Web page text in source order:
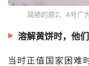
简陋的原2、4号厂
溶解黄饼时，他
当时正值国家困难